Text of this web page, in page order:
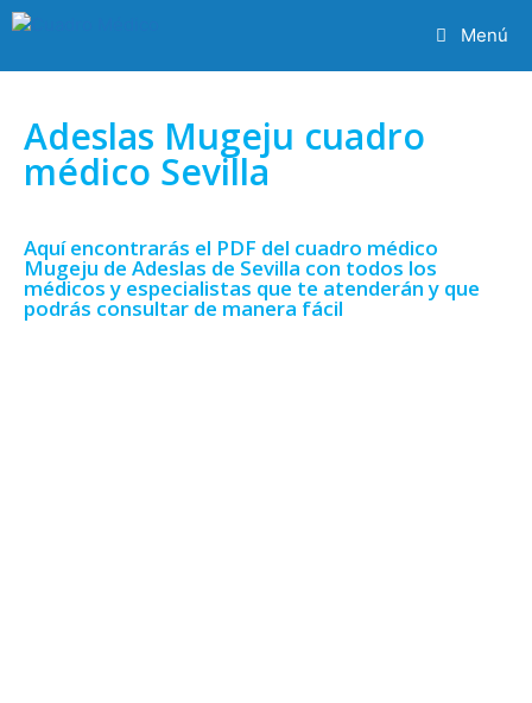
Menú
Adeslas Mugeju cuadro
médico Sevilla
Aquí encontrarás el PDF del cuadro médico
Mugeju de Adeslas de Sevilla con todos los
médicos y especialistas que te atenderán y que
podrás consultar de manera fácil